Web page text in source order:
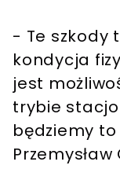
- Te szkody
kondycja
jest
trybie
będziemy